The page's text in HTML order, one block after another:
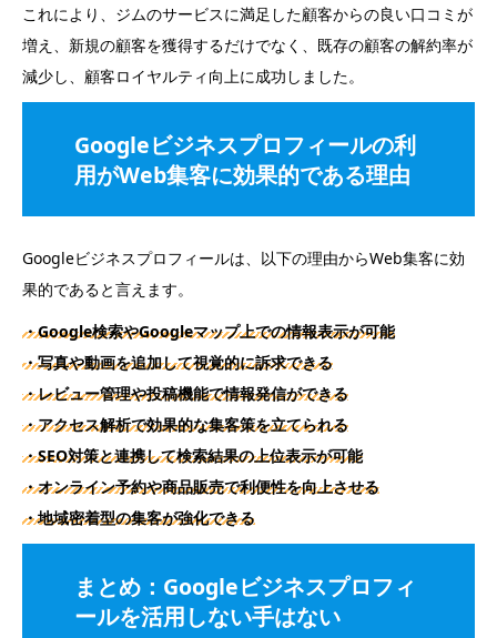
これにより、ジムのサービスに満足した顧客からの良い口コミが
増え、新規の顧客を獲得するだけでなく、既存の顧客の解約率が
減少し、顧客ロイヤルティ向上に成功しました。
Googleビジネスプロフィールの利
用がWeb集客に効果的である理由
Googleビジネスプロフィールは、以下の理由からWeb集客に効
果的であると言えます。
・Google検索やGoogleマップ上での情報表示が可能
・写真や動画を追加して視覚的に訴求できる
・レビュー管理や投稿機能で情報発信ができる
・アクセス解析で効果的な集客策を立てられる
・SEO対策と連携して検索結果の上位表示が可能
・オンライン予約や商品販売で利便性を向上させる
・地域密着型の集客が強化できる
まとめ：Googleビジネスプロフィ
ールを活用しない手はない